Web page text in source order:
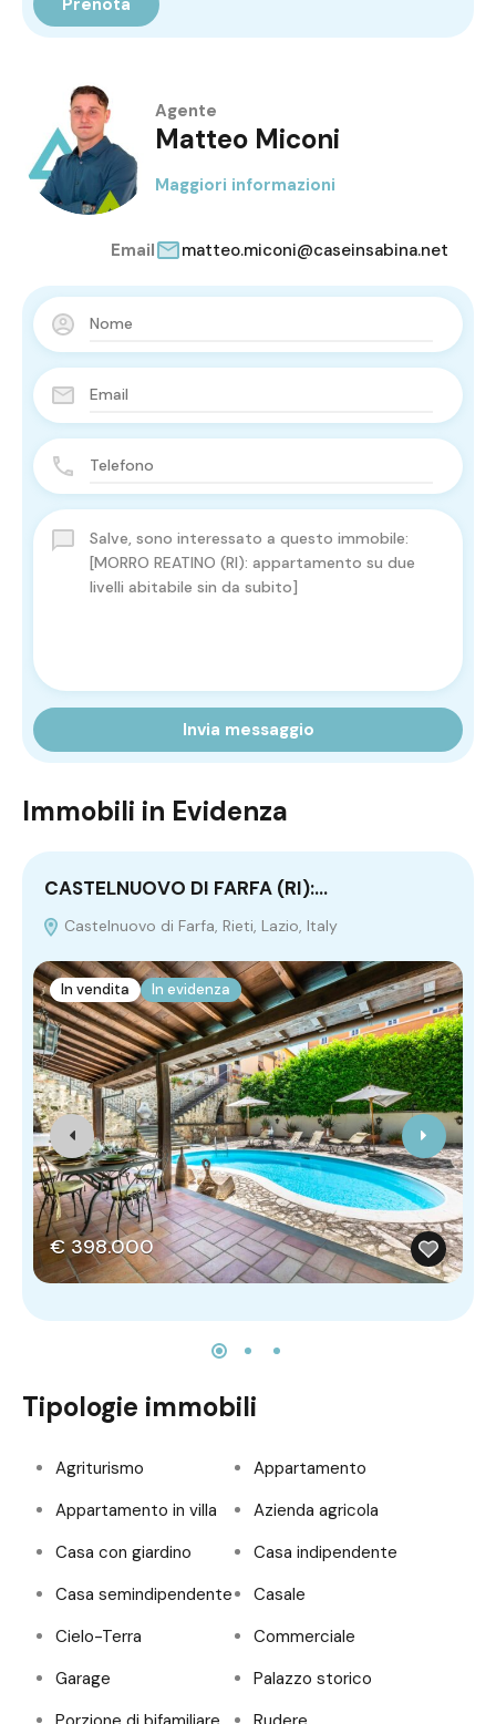
Agente
Matteo Miconi
Maggiori informazioni
Email matteo.miconi@caseinsabina.net
Invia messaggio
Immobili in Evidenza
CASTELNUOVO DI FARFA (RI):…
Castelnuovo di Farfa, Rieti, Lazio, Italy
In vendita In evidenza
€ 398.000
Tipologie immobili
Agriturismo
Appartamento
Appartamento in villa
Azienda agricola
Casa con giardino
Casa indipendente
Casa semindipendente
Casale
Cielo-Terra
Commerciale
Garage
Palazzo storico